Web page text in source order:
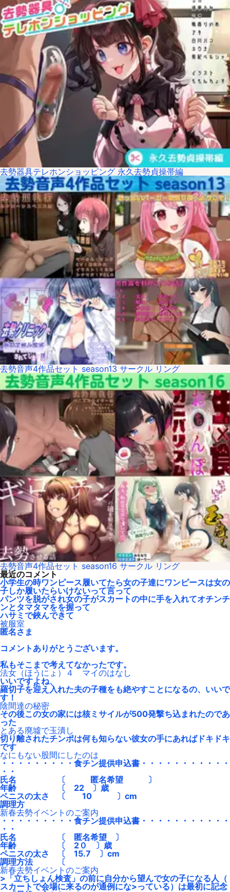
去勢器具テレホンショッピング 永久去勢貞操帯編
去勢音声4作品セット season13 サークル リング
去勢音声4作品セット season16 サークル リング
最近のコメント
小学生の時ワンピース履いてたら女の子達にワンピースは女の
子しか履いたらいけないって言って
パンツを脱がされ女の子がスカートの中に手を入れてオチンチ
ンとタマタマをを握って
ハサミで鋏んできて
被服室
匿名さま
コメントありがとうございます。
私もそこまで考えてなかったです。
法女（ほうにょ）４ マイのはなし
いいですよね、
羅切子を迎え入れた夫の子種をも絶やすことになるの、いいで
す！
陰間達の秘密
その後この女の家には核ミサイルが500発撃ち込まれたのであ
った
とある廃墟で玉潰し
切り離されたチンポは何も知らない彼女の手にあればドキドキ
です
なにもない股間にしたのは
・・・・・・・・・食チン提供申込書・・・・・・・・・・・
・・
氏名 〔 匿名希望 〕
年齢 〔 22 〕歳
ペニスの太さ 〔 10 〕cm
調理方
新春去勢イベントのご案内
・・・・・・・・・食チン提供申込書・・・・・・・・・・・
・・
氏名 〔 匿名希望 〕
年齢 〔 2０ 〕歳
ペニスの太さ 〔 15.7 〕cm
調理方法 〔
新春去勢イベントのご案内
>「立ちしょん検査」の前に自分から望んで女の子になる人（
スカートで会場に来るのが通例にな>っている）は最初に記念